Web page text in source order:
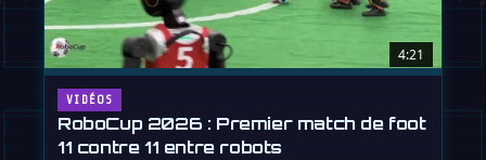
4:21
VIDÉOS
RoboCup 2026 : Premier match de foot
11 contre 11 entre robots